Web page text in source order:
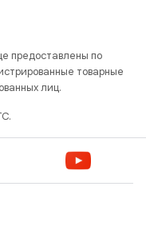
предоставлены по
товарные
лиц.